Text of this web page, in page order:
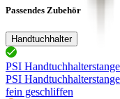
Passendes Zubehör
Handtuchhalter
PSI Handtuchhalterstange
PSI
fein geschliffen